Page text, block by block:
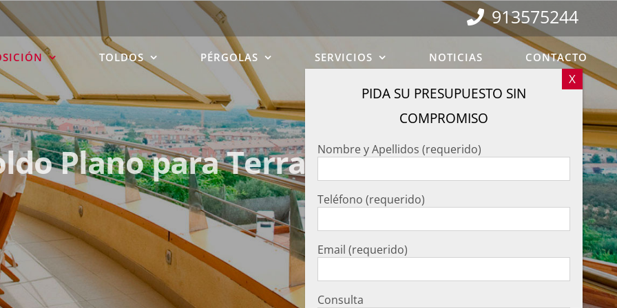
913575244
TOLDOS PÉRGOLAS SERVICIOS NOTICIAS CONTACTO
Plano para TerrazaNombre y Apellidos (requerido)
Teléfono (requerido)
Email (requerido)
Consulta